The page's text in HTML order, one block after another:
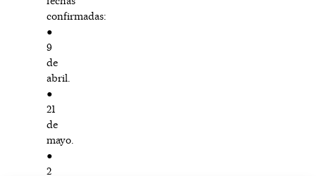
confirmadas:
●
9
de
abril.
●
21
de
mayo.
●
2